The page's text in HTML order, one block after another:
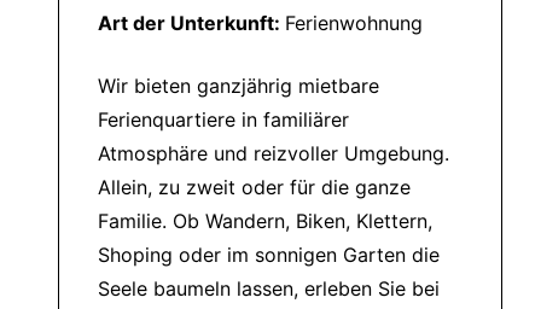
Art der Unterkunft: Ferienwohnung
Wir bieten ganzjährig mietbare
Ferienquartiere in familiärer
Atmosphäre und reizvoller Umgebung.
Allein, zu zweit oder für die ganze
Familie. Ob Wandern, Biken, Klettern,
Shoping oder im sonnigen Garten die
Seele baumeln lassen, erleben Sie bei